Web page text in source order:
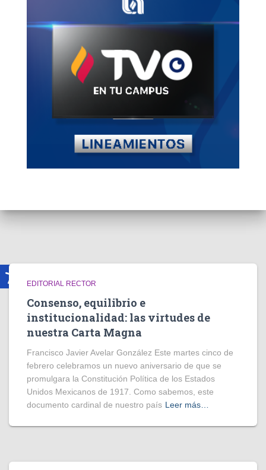
EDITORIAL RECTOR
Consenso, equilibrio e
institucionalidad: las virtudes de
nuestra Carta Magna
Francisco Javier Avelar González Este martes cinco de
febrero celebramos un nuevo aniversario de que se
promulgara la Constitución Política de los Estados
Unidos Mexicanos de 1917. Como sabemos, este
documento cardinal de nuestro país Leer más…